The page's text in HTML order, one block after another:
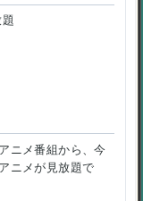
ニメ番組から、今
ニメが見放題で